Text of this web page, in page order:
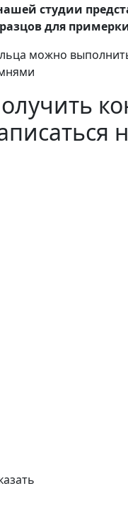
студии
для
можно